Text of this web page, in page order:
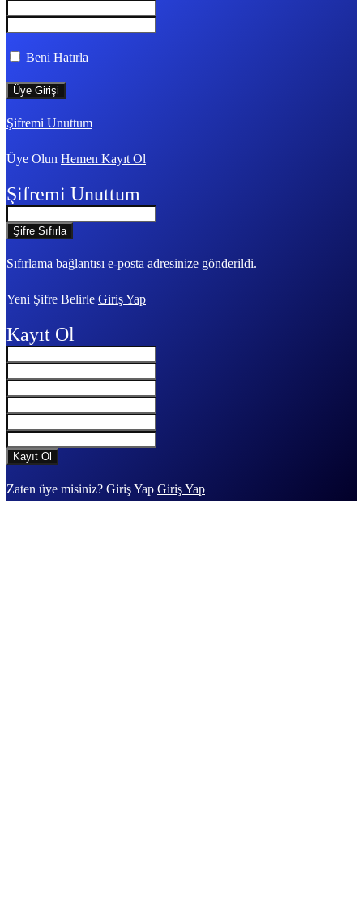
Beni Hatırla
Şifremi Unuttum
Üye Olun Hemen Kayıt Ol
Şifremi Unuttum
Sıfırlama bağlantısı e-posta adresinize gönderildi.
Yeni Şifre Belirle Giriş Yap
Kayıt Ol
Zaten üye misiniz? Giriş Yap Giriş Yap